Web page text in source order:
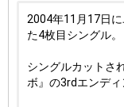
2004年11月17日
た4枚目シングル。
シングルカットさ
ボ』の3rdエンディ